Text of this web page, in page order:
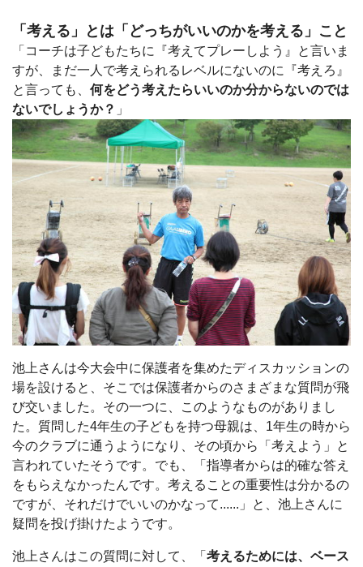
「考える」とは「どっちがいいのかを考える」こと
「コーチは子どもたちに『考えてプレーしよう』と言いま
すが、まだ一人で考えられるレベルにないのに『考えろ』
と言っても、 何をどう考えたらいいのか分からないのでは
ないでしょうか？ 」
池上さんは今大会中に保護者を集めたディスカッションの
場を設けると、そこでは保護者からのさまざまな質問が飛
び交いました。その一つに、このようなものがありまし
た。質問した4年生の子どもを持つ母親は、1年生の時から
今のクラブに通うようになり、その頃から「考えよう」と
言われていたそうです。でも、「指導者からは的確な答え
をもらえなかったんです。考えることの重要性は分かるの
ですが、それだけでいいのかなって......」と、池上さんに
疑問を投げ掛けたようです。
池上さんはこの質問に対して、「 考えるためには、ベース